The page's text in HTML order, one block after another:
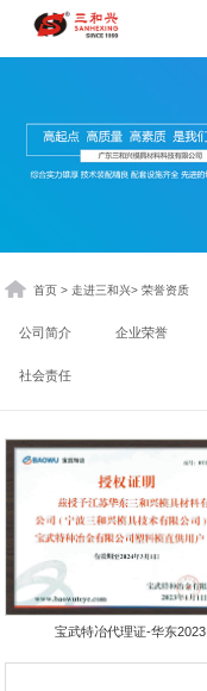
首页 > 走进三和兴>荣誉资质
公司简介 企业荣誉
社会责任
宝武特冶代理证-华东2023